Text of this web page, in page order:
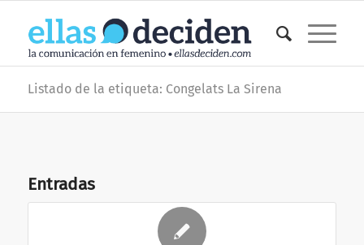
Listado de la etiqueta: Congelats La Sirena
Entradas